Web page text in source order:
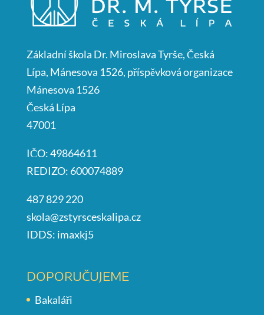
Základní škola Dr. Miroslava Tyrše, Česká
Lípa, Mánesova 1526, příspěvková organizace
Mánesova 1526
Česká Lípa
47001
IČO: 49864611
REDIZO: 600074889
487 829 220
skola@zstyrsceskalipa.cz
IDDS: imaxkj5
DOPORUČUJEME
Bakaláři